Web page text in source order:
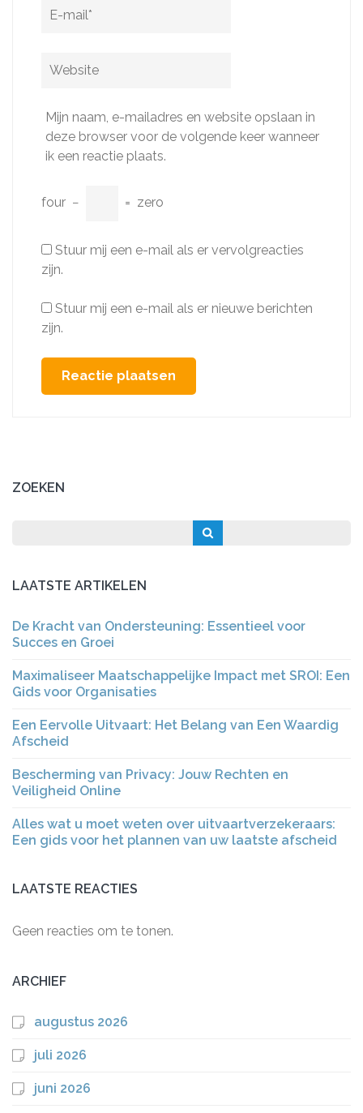
E-
Website
Mijn naam, e-mailadres en website opslaan in
deze browser voor de volgende keer wanneer
ik een reactie plaats.
four − = zero
Stuur mij een e-mail als er vervolgreacties
zijn.
Stuur mij een e-mail als er nieuwe berichten
zijn.
ZOEKEN
LAATSTE ARTIKELEN
De Kracht van Ondersteuning: Essentieel voor
Succes en Groei
Maximaliseer Maatschappelijke Impact met SROI: Een
Gids voor Organisaties
Een Eervolle Uitvaart: Het Belang van Een Waardig
Afscheid
Bescherming van Privacy: Jouw Rechten en
Veiligheid Online
Alles wat u moet weten over uitvaartverzekeraars:
Een gids voor het plannen van uw laatste afscheid
LAATSTE REACTIES
Geen reacties om te tonen.
ARCHIEF
augustus 2026
juli 2026
juni 2026